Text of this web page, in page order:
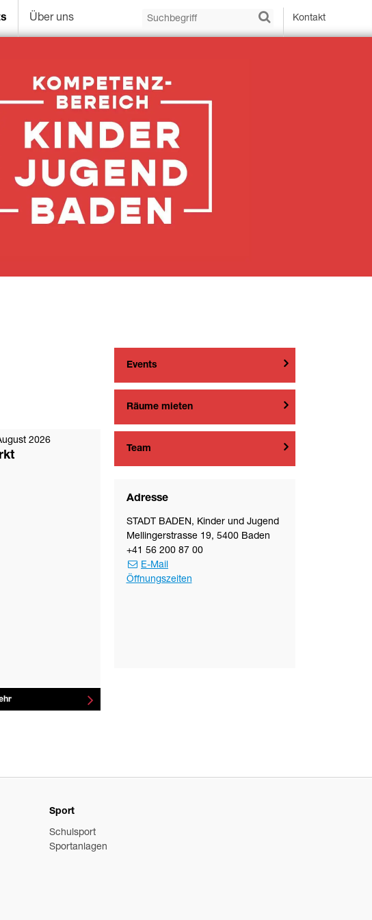
Über uns Kontakt
2026
Events
Räume mieten
Team
Adresse
STADT BADEN , Kinder und Jugend
Mellingerstrasse 19, 5400 Baden
+41 56 200 87 00
E-Mail
Öffnungszeiten
Sport
Schulsport
Sportanlagen